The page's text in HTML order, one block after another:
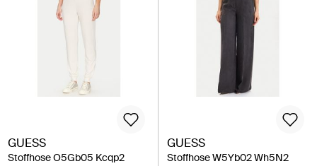
GUESS
Stoffhose O5Gb05 Kcqp2
GUESS
Stoffhose W5Yb02 Wh5N2